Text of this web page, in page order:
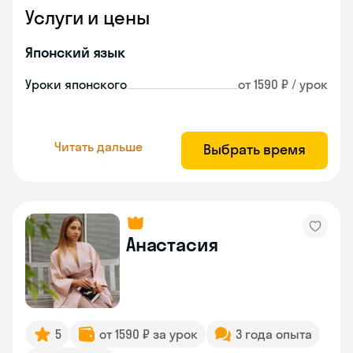
Услуги и цены
Японский язык
Уроки японского от 1590 ₽ / урок
Читать дальше Выбрать время
Анастасия
5 от 1590 ₽ за урок 3 года опыта